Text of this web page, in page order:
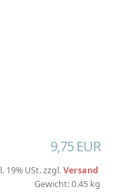
9,75 EUR
19% USt. zzgl.Versand
Gewicht: 0.45 kg